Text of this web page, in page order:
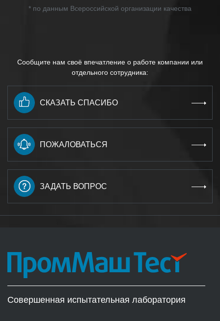
* по данным Всероссийской организации качества
Сообщите нам своё впечатление о работе компании или
отдельного сотрудника:
СКАЗАТЬ СПАСИБО
ПОЖАЛОВАТЬСЯ
ЗАДАТЬ ВОПРОС
Совершенная испытательная лаборатория